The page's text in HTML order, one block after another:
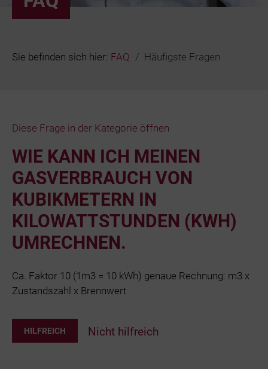
Sie befinden sich hier: FAQ Häufigste Fragen
Diese Frage in der Kategorie öffnen
WIE KANN ICH MEINEN
GASVERBRAUCH VON
KUBIKMETERN IN
KILOWATTSTUNDEN (KWH)
UMRECHNEN.
Ca. Faktor 10 (1m3 = 10 kWh) genaue Rechnung: m3 x
Zustandszahl x Brennwert
HILFREICH Nicht hilfreich
Bäder